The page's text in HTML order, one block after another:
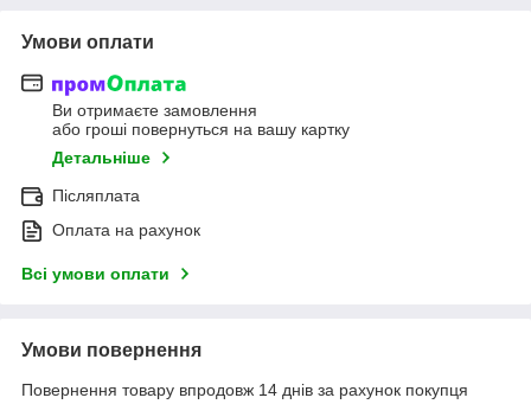
Умови оплати
Ви отримаєте замовлення
або гроші повернуться на вашу картку
Детальніше
Післяплата
Оплата на рахунок
Всі умови оплати
Умови повернення
Повернення товару впродовж 14 днів за рахунок покупця